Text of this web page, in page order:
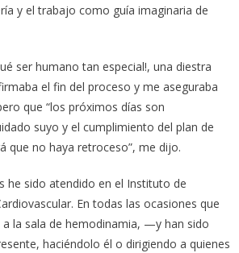
y el trabajo como guía imaginaria de
ser humano tan especial!, una diestra
el fin del proceso y me aseguraba
que “los próximos días son
suyo y el cumplimiento del plan de
que no haya retroceso”, me dijo.
he sido atendido en el Instituto de
En todas las ocasiones que
la sala de hemodinamia, —y han sido
haciéndolo él o dirigiendo a quienes